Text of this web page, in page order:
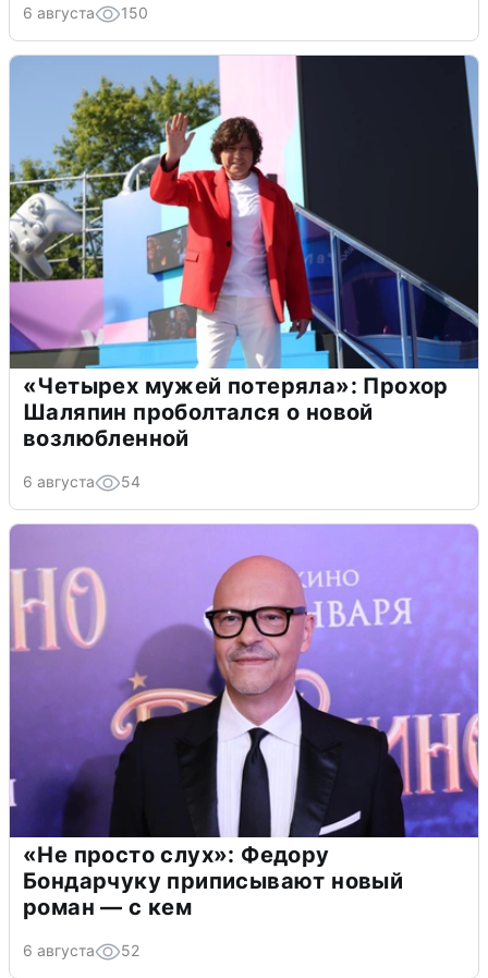
6 августа 150
«Четырех мужей потеряла»: Прохор
Шаляпин проболтался о новой
возлюбленной
6 августа 54
«Не просто слух»: Федору
Бондарчуку приписывают новый
роман — с кем
6 августа 52